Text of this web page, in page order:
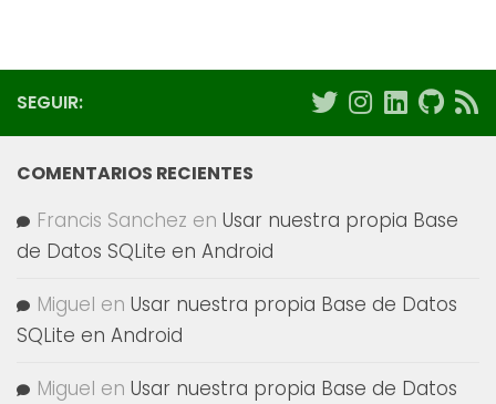
SEGUIR:
COMENTARIOS RECIENTES
Francis Sanchez en Usar nuestra propia Base
de Datos SQLite en Android
Miguel en Usar nuestra propia Base de Datos
SQLite en Android
Miguel en Usar nuestra propia Base de Datos